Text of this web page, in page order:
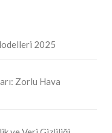
2025
Zorlu Hava